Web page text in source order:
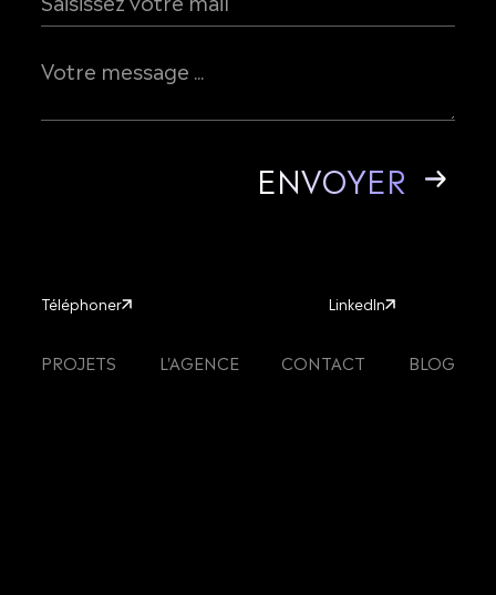
Téléphoner
LinkedIn
PROJETS L'AGENCE CONTACT BLOG